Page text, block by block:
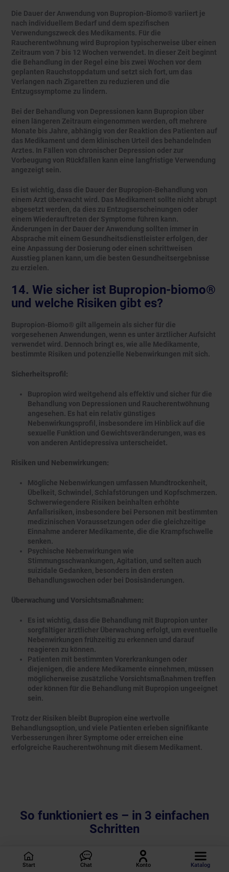
Die Dauer der Anwendung von Bupropion-Biomo® variiert je
nach individuellem Bedarf und dem spezifischen
Verwendungszweck des Medikaments. Für die
Raucherentwöhnung wird Bupropion typischerweise über einen
Zeitraum von 7 bis 12 Wochen verwendet. In dieser Zeit beginnt
die Behandlung in der Regel eine bis zwei Wochen vor dem
geplanten Rauchstoppdatum und setzt sich fort, um das
Verlangen nach Zigaretten zu reduzieren und die
Entzugssymptome zu lindern.
Bei der Behandlung von Depressionen kann Bupropion über
einen längeren Zeitraum eingenommen werden, oft mehrere
Monate bis Jahre, abhängig von der Reaktion des Patienten auf
das Medikament und dem klinischen Urteil des behandelnden
Arztes. In Fällen von chronischer Depression oder zur
Vorbeugung von Rückfällen kann eine langfristige Verwendung
angezeigt sein.
Es ist wichtig, dass die Dauer der Bupropion-Behandlung von
einem Arzt überwacht wird. Das Medikament sollte nicht abrupt
abgesetzt werden, da dies zu Entzugserscheinungen oder
einem Wiederauftreten der Symptome führen kann.
Änderungen in der Dauer der Anwendung sollten immer in
Absprache mit einem Gesundheitsdienstleister erfolgen, der
eine Anpassung der Dosierung oder einen schrittweisen
Ausstieg planen kann, um die besten Gesundheitsergebnisse
zu erzielen.
14. Wie sicher ist Bupropion-biomo®
und welche Risiken gibt es?
Bupropion-Biomo® gilt allgemein als sicher für die
vorgesehenen Anwendungen, wenn es unter ärztlicher Aufsicht
verwendet wird. Dennoch bringt es, wie alle Medikamente,
bestimmte Risiken und potenzielle Nebenwirkungen mit sich.
Sicherheitsprofil:
Bupropion wird weitgehend als effektiv und sicher für die
Behandlung von Depressionen und Raucherentwöhnung
angesehen. Es hat ein relativ günstiges
Nebenwirkungsprofil, insbesondere im Hinblick auf die
sexuelle Funktion und Gewichtsveränderungen, was es
von anderen Antidepressiva unterscheidet.
Risiken und Nebenwirkungen:
Mögliche Nebenwirkungen umfassen Mundtrockenheit,
Übelkeit, Schwindel, Schlafstörungen und Kopfschmerzen.
Schwerwiegendere Risiken beinhalten erhöhte
Anfallsrisiken, insbesondere bei Personen mit bestimmten
medizinischen Voraussetzungen oder die gleichzeitige
Einnahme anderer Medikamente, die die Krampfschwelle
senken.
Psychische Nebenwirkungen wie
Stimmungsschwankungen, Agitation, und selten auch
suizidale Gedanken, besonders in den ersten
Behandlungswochen oder bei Dosisänderungen.
Überwachung und Vorsichtsmaßnahmen:
Es ist wichtig, dass die Behandlung mit Bupropion unter
sorgfältiger ärztlicher Überwachung erfolgt, um eventuelle
Nebenwirkungen frühzeitig zu erkennen und darauf
reagieren zu können.
Patienten mit bestimmten Vorerkrankungen oder
diejenigen, die andere Medikamente einnehmen, müssen
möglicherweise zusätzliche Vorsichtsmaßnahmen treffen
oder können für die Behandlung mit Bupropion ungeeignet
sein.
Trotz der Risiken bleibt Bupropion eine wertvolle
Behandlungsoption, und viele Patienten erleben signifikante
Verbesserungen ihrer Symptome oder erreichen eine
erfolgreiche Raucherentwöhnung mit diesem Medikament.
So funktioniert es – in 3 einfachen
Schritten
1 Fragebogen ausfüllen
Start Chat Konto Katalog